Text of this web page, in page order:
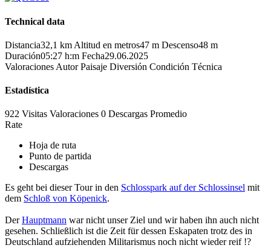
Technical data
Distancia32,1 km Altitud en metros47 m Descenso48 m
Duración05:27 h:m Fecha29.06.2025
Valoraciones Autor Paisaje Diversión Condición Técnica
Estadística
922 Visitas Valoraciones 0 Descargas Promedio
Rate
Hoja de ruta
Punto de partida
Descargas
Es geht bei dieser Tour in den Schlosspark auf der Schlossinsel mit
dem Schloß von Köpenick.
DerHauptmann war nicht unser Ziel und wir haben ihn auch nicht
gesehen. Schließlich ist die Zeit für dessen Eskapaten trotz des in
Deutschland aufziehenden Militarismus noch nicht wieder reif !?